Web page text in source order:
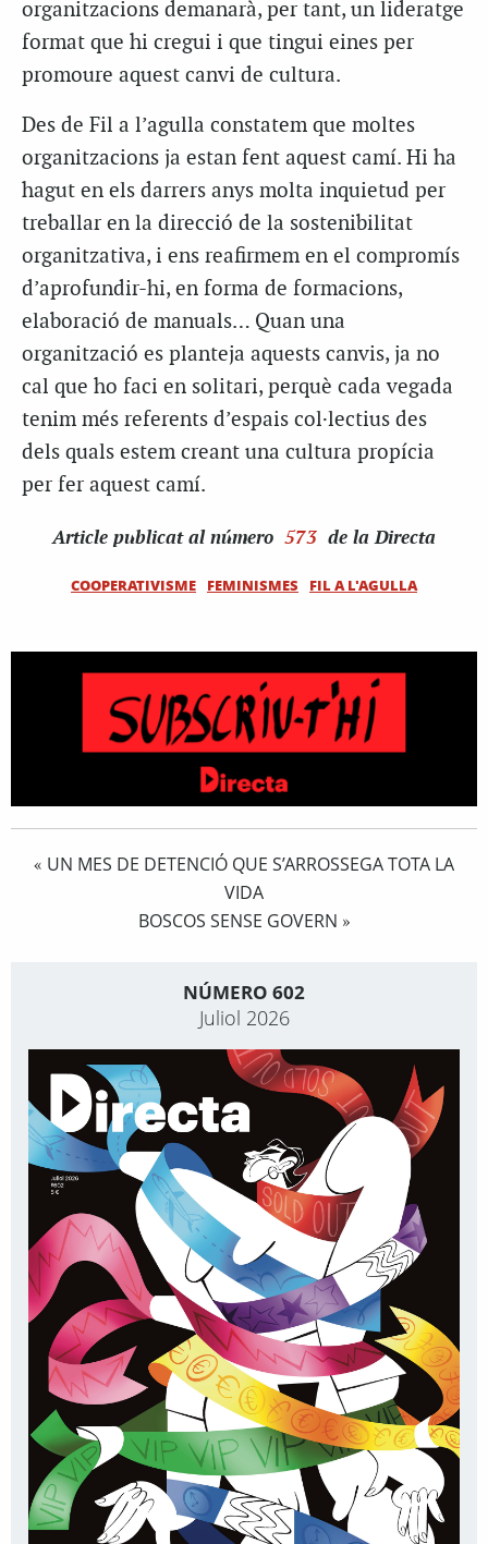
organitzacions demanarà, per tant, un lideratge
format que hi cregui i que tingui eines per
promoure aquest canvi de cultura.
Des de Fil a l’agulla constatem que moltes
organitzacions ja estan fent aquest camí. Hi ha
hagut en els darrers anys molta inquietud per
treballar en la direcció de la sostenibilitat
organitzativa, i ens reafirmem en el compromís
d’aprofundir-hi, en forma de formacions,
elaboració de manuals… Quan una
organització es planteja aquests canvis, ja no
cal que ho faci en solitari, perquè cada vegada
tenim més referents d’espais col·lectius des
dels quals estem creant una cultura propícia
per fer aquest camí.
Article publicat al número 573 de la Directa
COOPERATIVISME FEMINISMES FIL A L'AGULLA
« UN MES DE DETENCIÓ QUE S’ARROSSEGA TOTA LA
VIDA
BOSCOS SENSE GOVERN »
NÚMERO 602
Juliol 2026